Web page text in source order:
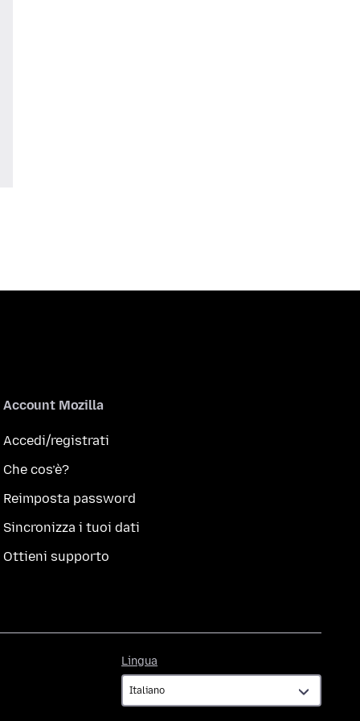
Account Mozilla
Accedi/registrati
Che cos’è?
Reimposta password
Sincronizza i tuoi dati
Ottieni supporto
Lingua